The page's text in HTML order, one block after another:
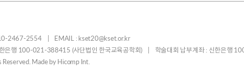
2467-2554 | EMAIL : kset20@kset.or.kr
100-021-388415 (사단법인 한국교육공학회) | 학술대회 납부계좌 : 신한은행
Reserved. Made byHicomp Int.